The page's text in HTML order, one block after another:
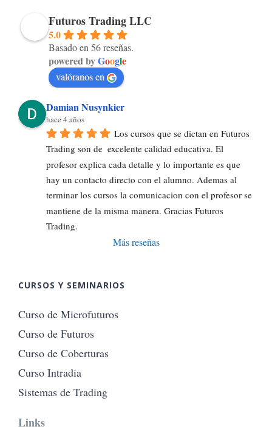
Futuros Trading LLC
5.0
Basado en 56 reseñas.
powered byGoogle
valóranos en
Damian Nusynkier
hace 4 años
Los cursos que se dictan en Futuros
Trading son de  excelente calidad educativa. El
profesor explica cada detalle y lo importante es que
hay un contacto directo con el alumno. Ademas al
terminar los cursos la comunicacion con el profesor se
mantiene de la misma manera. Gracias Futuros
Trading.
Más reseñas
CURSOS Y SEMINARIOS
Curso de Microfuturos
Curso de Futuros
Curso de Coberturas
Curso Intradia
Sistemas de Trading
Links